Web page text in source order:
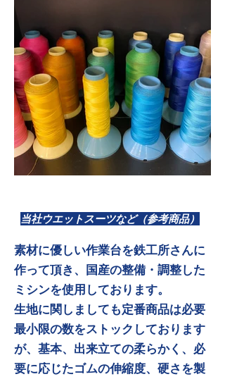
​当社ウエットスーツなど（参考商品）
素材に優しい作業台を鉄工所さんに
作って頂き、国産の整備・調整した
ミシンを使用しております。
生地に関しましても定番商品は必要
最小限の数をストックしております
が、基本、出来立ての柔らかく、必
要に応じたゴムの伸縮度、硬さを製